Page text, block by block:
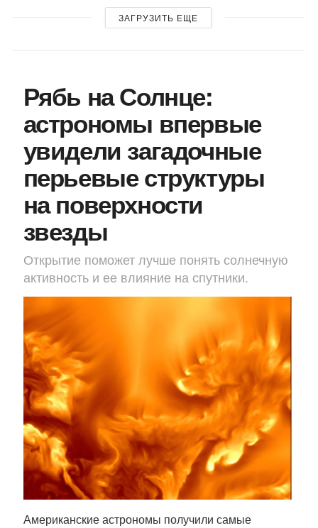
ЗАГРУЗИТЬ ЕЩЕ
Рябь на Солнце:
астрономы впервые
увидели загадочные
перьевые структуры
на поверхности
звезды
Открытие поможет лучше понять солнечную
активность и ее влияние на спутники.
Американские астрономы получили самые